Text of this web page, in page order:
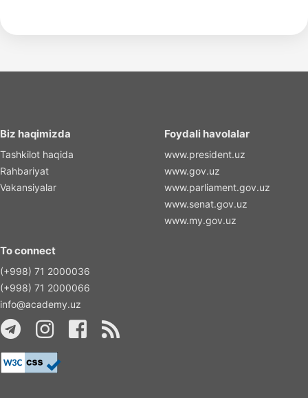
Biz haqimizda
Tashkilot haqida
Rahbariyat
Vakansiyalar
Foydali havolalar
www.president.uz
www.gov.uz
www.parliament.gov.uz
www.senat.gov.uz
www.my.gov.uz
To connect
(+998) 71 2000036
(+998) 71 2000066
info@academy.uz